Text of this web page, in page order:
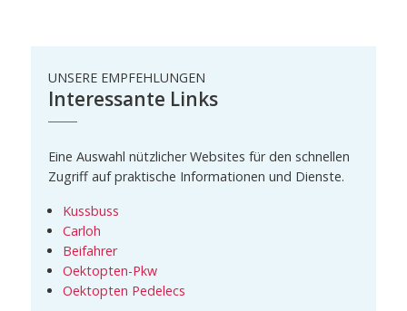
Interessante Links
UNSERE EMPFEHLUNGEN
Eine Auswahl nützlicher Websites für den schnellen
Zugriff auf praktische Informationen und Dienste.
Kussbuss
Carloh
Beifahrer
Oektopten-Pkw
Oektopten Pedelecs